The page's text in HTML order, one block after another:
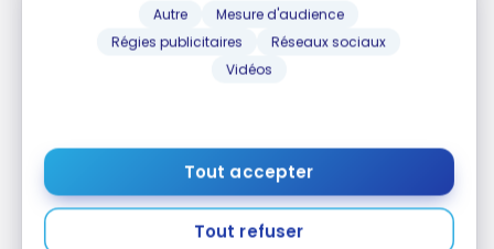
Autre
Mesure d'audience
Régies publicitaires
Réseaux sociaux
Vidéos
Tout accepter
Tout refuser
Carte Cobalt
American Express
Jusqu'à 15 000 Points-Privilèges
Valeur de la première année :1 054 $
Meilleure pour août 2026